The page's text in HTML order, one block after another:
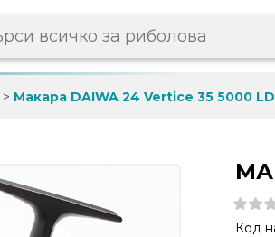
> Макара DAIWA 24 Vertice 35 5000 LD
Код